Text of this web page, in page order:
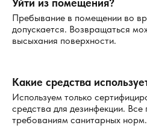
Уйти из помещения?
Пребывание в помещении во
допускается. Возвращаться
высыхания поверхности.
Какие средства
Используем только
средства для дезинфекции.
требованиям санитарных норм.